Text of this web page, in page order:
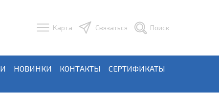
Карта Связаться Поиск
НОВИНКИ КОНТАКТЫ СЕРТИФИКАТЫ